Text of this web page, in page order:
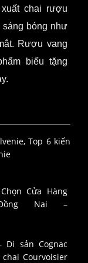
chai rượu
bóng như
Rượu vang
biếu tặng
Top 6 kiến
Cửa Hàng
Nai –
Di sản Cognac
Courvoisier